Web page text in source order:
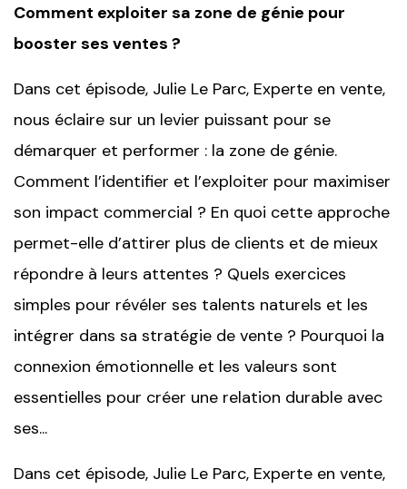
Comment exploiter sa zone de génie pour
booster ses ventes ?
Dans cet épisode, Julie Le Parc, Experte en vente,
nous éclaire sur un levier puissant pour se
démarquer et performer : la zone de génie.
Comment l’identifier et l’exploiter pour maximiser
son impact commercial ? En quoi cette approche
permet-elle d’attirer plus de clients et de mieux
répondre à leurs attentes ? Quels exercices
simples pour révéler ses talents naturels et les
intégrer dans sa stratégie de vente ? Pourquoi la
connexion émotionnelle et les valeurs sont
essentielles pour créer une relation durable avec
ses...
Dans cet épisode, Julie Le Parc, Experte en vente,